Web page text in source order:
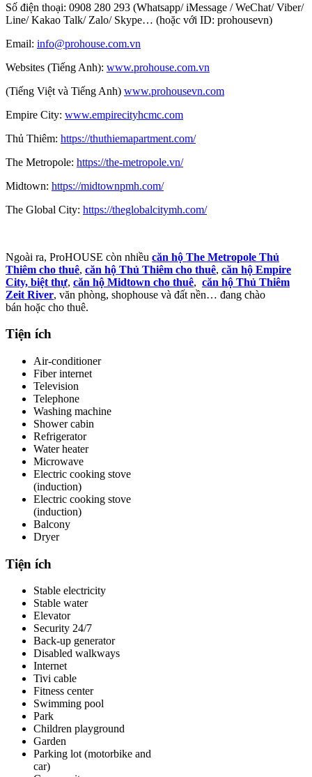
Số điện thoại: 0908 280 293 (Whatsapp/ iMessage / WeChat/ Viber/
Line/ Kakao Talk/ Zalo/ Skype… (hoặc với ID: prohousevn)
Email: info@prohouse.com.vn
Websites (Tiếng Anh): www.prohouse.com.vn
(Tiếng Việt và Tiếng Anh) www.prohousevn.com
Empire City: www.empirecityhcmc.com
Thủ Thiêm: https://thuthiemapartment.com/
The Metropole: https://the-metropole.vn/
Midtown: https://midtownpmh.com/
The Global City: https://theglobalcitymh.com/
Ngoài ra, ProHOUSE còn nhiều căn hộ The Metropole Thủ
Thiêm cho thuê, căn hộ Thủ Thiêm cho thuê, căn hộ Empire
City, biệt thự, căn hộ Midtown cho thuê, căn hộ Thủ Thiêm
Zeit River, văn phòng, shophouse và đất nền… đang chào
bán hoặc cho thuê.
Tiện ích
Air-conditioner
Fiber internet
Television
Telephone
Washing machine
Shower cabin
Refrigerator
Water heater
Microwave
Electric cooking stove
(induction)
Electric cooking stove
(induction)
Balcony
Dryer
Tiện ích
Stable electricity
Stable water
Elevator
Security 24/7
Back-up generator
Disabled walkways
Internet
Tivi cable
Fitness center
Swimming pool
Park
Children playground
Garden
Parking lot (motorbike and
car)